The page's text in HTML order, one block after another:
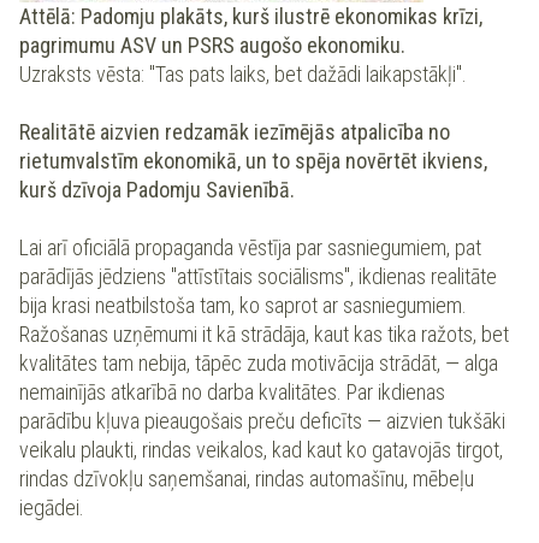
Attēlā: Padomju plakāts, kurš ilustrē ekonomikas krīzi,
pagrimumu ASV un PSRS augošo ekonomiku.
Uzraksts vēsta: "Tas pats laiks, bet dažādi laikapstākļi".
Realitātē aizvien redzamāk iezīmējās atpalicība no
rietumvalstīm ekonomikā, un to spēja novērtēt ikviens,
kurš dzīvoja Padomju Savienībā.
Lai arī oficiālā propaganda vēstīja par sasniegumiem, pat
parādījās jēdziens "attīstītais sociālisms", ikdienas realitāte
bija krasi neatbilstoša tam, ko saprot ar sasniegumiem.
Ražošanas uzņēmumi it kā strādāja, kaut kas tika ražots, bet
kvalitātes tam nebija, tāpēc zuda motivācija strādāt, — alga
nemainījās atkarībā no darba kvalitātes. Par ikdienas
parādību kļuva pieaugošais preču deficīts — aizvien tukšāki
veikalu plaukti, rindas veikalos, kad kaut ko gatavojās tirgot,
rindas dzīvokļu saņemšanai, rindas automašīnu, mēbeļu
iegādei.